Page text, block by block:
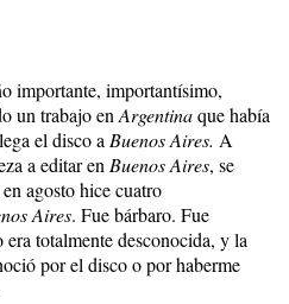
importante, importantísimo,
un trabajo enArgentinaque había
el disco aBuenos Aires. A
a editar enBuenos Aires, se
agosto hice cuatro
Aires. Fue bárbaro. Fue
totalmente desconocida, y la
por el disco o por haberme